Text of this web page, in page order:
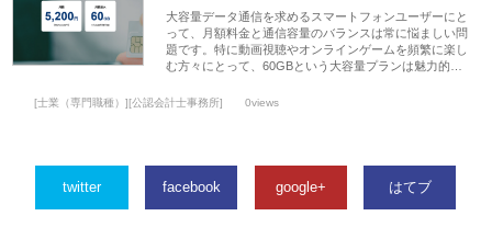
大容量データ通信を求めるスマートフォンユーザーにと
って、月額料金と通信容量のバランスは常に悩ましい問
題です。特に動画視聴やオンラインゲームを頻繁に楽し
む方々にとって、60GBという大容量プランは魅力的…
[士業（専門職種）][公認会計士事務所] 0views
twitter facebook google+ はてブ